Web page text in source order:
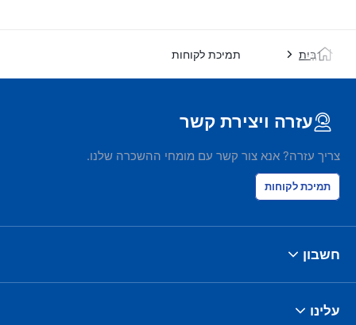
בַּיִת תמיכת לקוחות
עזרה ויצירת קשר
צריך עזרה? אנא צור קשר עם מומחי ההשכרה שלנו.
תמיכת לקוחות
חשבון
עלינו